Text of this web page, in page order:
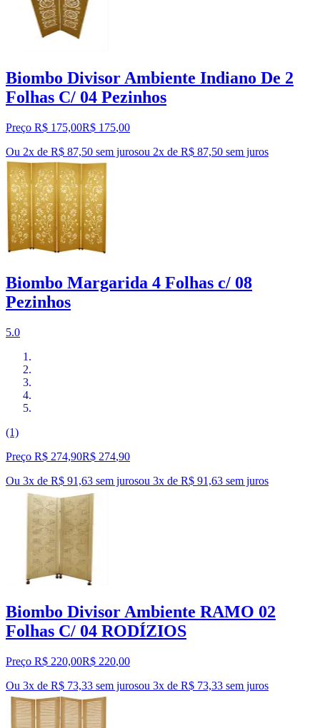
Biombo Divisor Ambiente Indiano De 2
Folhas C/ 04 Pezinhos
Preço R$ 175,00R$ 175,00
Ou 2x de R$ 87,50 sem jurosou 2x de R$ 87,50 sem juros
Biombo Margarida 4 Folhas c/ 08
Pezinhos
5.0
(1)
Preço R$ 274,90R$ 274,90
Ou 3x de R$ 91,63 sem jurosou 3x de R$ 91,63 sem juros
Biombo Divisor Ambiente RAMO 02
Folhas C/ 04 RODÍZIOS
Preço R$ 220,00R$ 220,00
Ou 3x de R$ 73,33 sem jurosou 3x de R$ 73,33 sem juros